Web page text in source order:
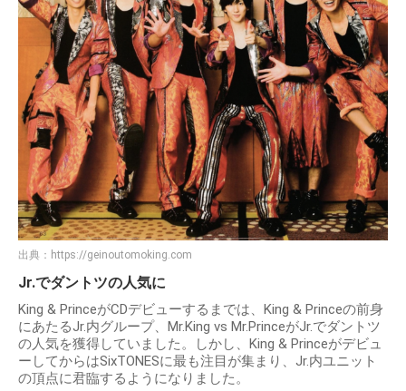
出典： https://geinoutomoking.com
Jr.でダントツの人気に
King & PrinceがCDデビューするまでは、King & Princeの前身
にあたるJr.内グループ、Mr.King vs Mr.PrinceがJr.でダントツ
の人気を獲得していました。しかし、King & Princeがデビュ
ーしてからはSixTONESに最も注目が集まり、Jr.内ユニット
の頂点に君臨するようになりました。